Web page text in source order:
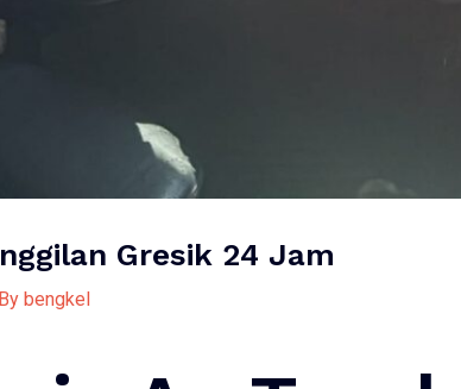
Gresik 24 Jam
bengkel